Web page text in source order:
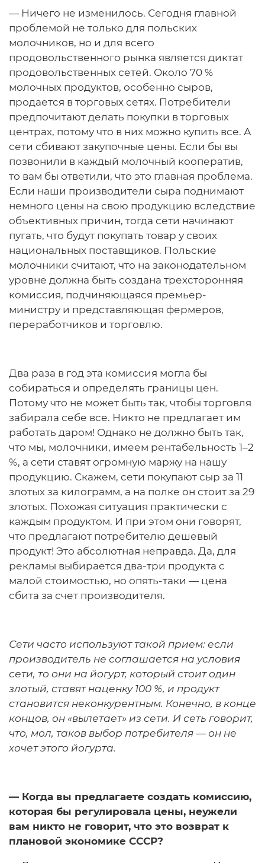
— Ничего не изменилось. Сегодня главной
проблемой не только для польских
молочников, но и для всего
продовольственного рынка является диктат
продовольственных сетей. Около 70 %
молочных продуктов, особенно сыров,
продается в торговых сетях. Потребители
предпочитают делать покупки в торговых
центрах, потому что в них можно купить все. А
сети сбивают закупочные цены. Если бы вы
позвонили в каждый молочный кооператив,
то вам бы ответили, что это главная проблема.
Если наши производители сыра поднимают
немного цены на свою продукцию вследствие
объективных причин, тогда сети начинают
пугать, что будут покупать товар у своих
национальных поставщиков. Польские
молочники считают, что на законодательном
уровне должна быть создана трехсторонняя
комиссия, подчиняющаяся премьер-
министру и представляющая фермеров,
переработчиков и торговлю.
Два раза в год эта комиссия могла бы
собираться и определять границы цен.
Потому что не может быть так, чтобы торговля
забирала себе все. Никто не предлагает им
работать даром! Однако не должно быть так,
что мы, молочники, имеем рентабельность 1–2
%, а сети ставят огромную маржу на нашу
продукцию. Скажем, сети покупают сыр за 11
злотых за килограмм, а на полке он стоит за 29
злотых. Похожая ситуация практически с
каждым продуктом. И при этом они говорят,
что предлагают потребителю дешевый
продукт! Это абсолютная неправда. Да, для
рекламы выбирается два-три продукта с
малой стоимостью, но опять-таки — цена
сбита за счет производителя.
Сети часто используют такой прием: если
производитель не соглашается на условия
сети, то они на йогурт, который стоит один
злотый, ставят наценку 100 %, и продукт
становится неконкурентным. Конечно, в конце
концов, он «вылетает» из сети. И сеть говорит,
что, мол, таков выбор потребителя — он не
хочет этого йогурта.
— Когда вы предлагаете создать комиссию,
которая бы регулировала цены, неужели
вам никто не говорит, что это возврат к
плановой экономике СССР?